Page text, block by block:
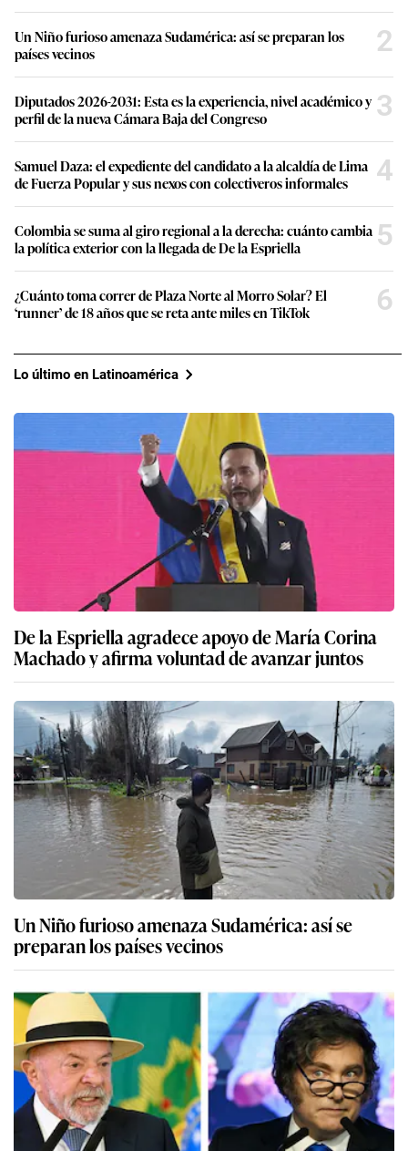
Un Niño furioso amenaza Sudamérica: así se preparan los
países vecinos
2
Diputados 2026-2031: Esta es la experiencia, nivel académico y
perfil de la nueva Cámara Baja del Congreso
3
Samuel Daza: el expediente del candidato a la alcaldía de Lima
de Fuerza Popular y sus nexos con colectiveros informales
4
Colombia se suma al giro regional a la derecha: cuánto cambia
la política exterior con la llegada de De la Espriella
5
¿Cuánto toma correr de Plaza Norte al Morro Solar? El
‘runner’ de 18 años que se reta ante miles en TikTok
6
Lo último en Latinoamérica
De la Espriella agradece apoyo de María Corina
Machado y afirma voluntad de avanzar juntos
Un Niño furioso amenaza Sudamérica: así se
preparan los países vecinos